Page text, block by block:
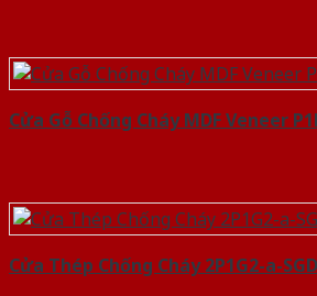
Cửa Gỗ Chống Cháy MDF Veneer
Cửa Thép Chống Cháy 2P1G2-a-SGD